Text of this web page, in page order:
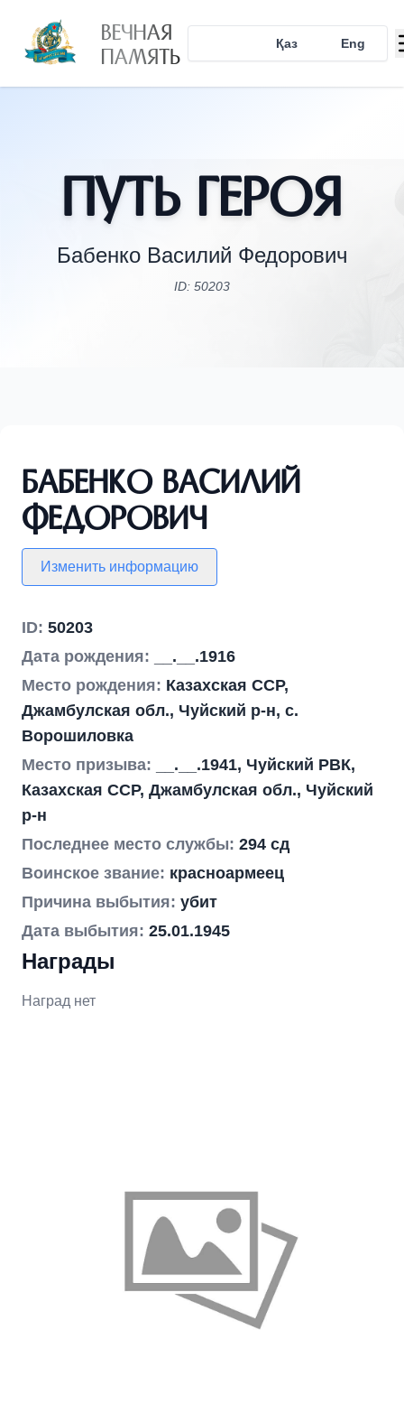
ВЕЧНАЯ
ПАМЯТЬ Қаз Eng
Путь Героя
Бабенко Василий Федорович
ID: 50203
Бабенко Василий
Федорович
Изменить информацию
ID: 50203
Дата рождения:
__.__.1916
Место рождения: Казахская ССР,
Джамбулская обл., Чуйский р-н, с.
Ворошиловка
Место призыва:
__.__.1941, Чуйский РВК,
Казахская ССР, Джамбулская обл., Чуйский
р-н
Последнее место службы: 294 сд
Воинское звание: красноармеец
Причина выбытия: убит
Дата выбытия: 25.01.1945
Награды
Наград нет